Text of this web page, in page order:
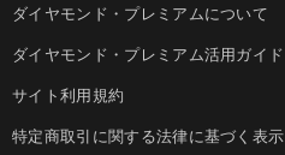
ダイヤモンド・プレミアムについて
ダイヤモンド・プレミアム活用ガイド
サイト利用規約
特定商取引に関する法律に基づく表示